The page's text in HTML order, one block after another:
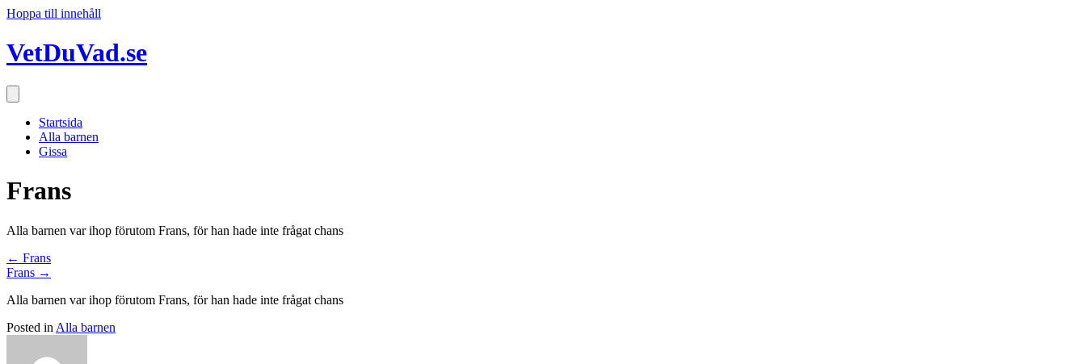
Hoppa till innehåll
VetDuVad.se
Startsida
Alla barnen
Gissa
Frans
Alla barnen var ihop förutom Frans, för han hade inte frågat chans
Posts
navigation
← Frans
Frans →
Alla barnen var ihop förutom Frans, för han hade inte frågat chans
Posted in Alla barnen